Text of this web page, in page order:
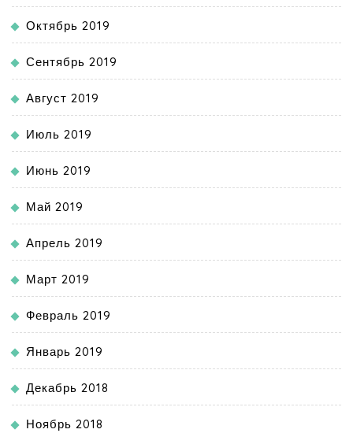
Октябрь 2019
Сентябрь 2019
Август 2019
Июль 2019
Июнь 2019
Май 2019
Апрель 2019
Март 2019
Февраль 2019
Январь 2019
Декабрь 2018
Ноябрь 2018